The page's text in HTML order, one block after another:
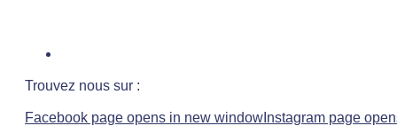
Trouvez nous sur :
Facebook page opens in new window Instagram page